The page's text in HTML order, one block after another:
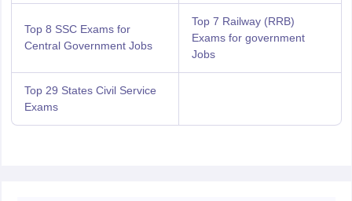
Top 8 SSC Exams for
Central Government Jobs
Top 7 Railway (RRB)
Exams for government
Jobs
Top 29 States Civil Service
Exams